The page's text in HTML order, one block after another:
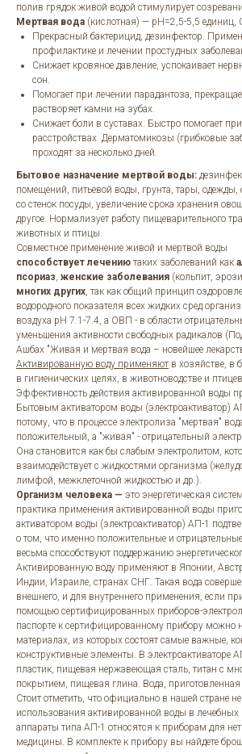
полив грядок живой водой стимулирует
Мертвая вода (кислотная) — pH=2,5-5,5 единиц,
Прекрасный бактерицид, дезинфектор.
профилактике и лечении простудных
Снижает кровяное давление, успокаивает
сон.
Помогает при лечении парадантоза,
растворяет камни на зубах.
Снижает боли в суставах. Быстро помогает
расстройствах. Дерматомикозы (грибковые
проходят за несколько дней.
Бытовое назначение мертвой воды:
помещений, питьевой воды, грунта, тары, одежды,
со стенок посуды, увеличение срока хранения
другое. Нормализует работу пищеварительного
животных и птицы.
Совместное применение живой и мертвой воды
способствует лечению таких заболеваний как
псориаз, женские заболевания (кольпит,
многих других, так как общий принцип
водородного показателя всех жидких сред
воздуха pH 7.1-7.4, а ОВП - в области
уменьшения активности свободных радикалов
Ашбах "Живая и мертвая вода – новейшее
Активированную воду применяютв хозяйстве, в
в гигиенических целях, в животноводстве и
Эффективность действия активированной воды
Бытовым активатором воды (электроактиватор)
потому, что в процессе электролиза "мертвая"
положительный, а "живая" - отрицательный
Она становится как бы слабым электролитом,
взаимодействует с жидкостями организма
лимфой, межклеточной жидкостью и др.).
Организм человека — это энергетическая
практика применения активированной воды
активатором воды (электроактиватор) АП-1
о том, что именно положительные и
весьма способствуют поддержанию
Активированную воду применяют в Японии,
Индии, Израиле, странах СНГ. Такая вода
внешнего, и для внутреннего применения, если
помощью сертифицированных приборов-
паспорте к сертифицированному прибору
материалах, из которых состоят самые важные,
конструктивные элементы. В электроактиваторе
пластик, пищевая нержавеющая сталь, титан с
покрытием, пищевая глина. Вода, приготовленная
Стоит отметить, что официально в нашей стране
использования активированной воды в
аппараты типа АП-1 относятся к приборам для
медицины. В комплекте к прибору вы найдете